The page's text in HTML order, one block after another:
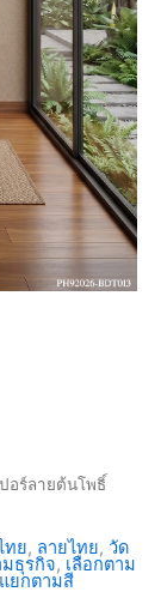
อร์ลายต้นโพธิ์
ทย, ลายไทย, วัด
มธุรกิจ, เลือกตาม
แยกตามสี